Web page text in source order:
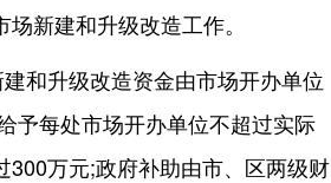
新建和升级改造工作。
和升级改造资金由市场开办单位
予每处市场开办单位不超过实际
万元;政府补助由市、区两级财